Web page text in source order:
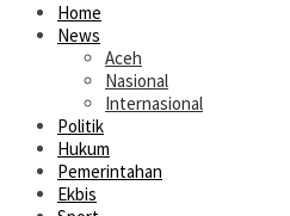
Home
News
Aceh
Nasional
Internasional
Politik
Hukum
Pemerintahan
Ekbis